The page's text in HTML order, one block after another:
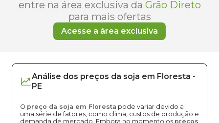
entre na área exclusiva da Grão Direto
para mais ofertas
Acesse a área exclusiva
Análise dos preços da soja em Floresta -
PE
O preço da soja em Floresta pode variar devido a
uma série de fatores, como clima, custos de produção e
demanda de mercado. Embora no momento os preços